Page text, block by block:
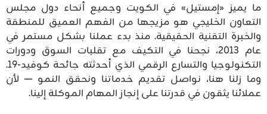
ما يميز «إمستيل» في الكويت وجميع أنحاء دول مجلس
التعاون الخليجي هو مزيجها من الفهم العميق للمنطقة
والخبرة التقنية الحقيقية. منذ بدء عملنا بشكل مستمر في
عام 2013، نجحنا في التكيف مع تقلبات السوق ودورات
التكنولوجيا والتسارع الرقمي الذي أحدثته جائحة كوفيد-19.
وما زلنا هنا، نواصل تقديم خدماتنا ونحقق النمو — لأن
عملائنا يثقون في قدرتنا على إنجاز المهام الموكلة إلينا.